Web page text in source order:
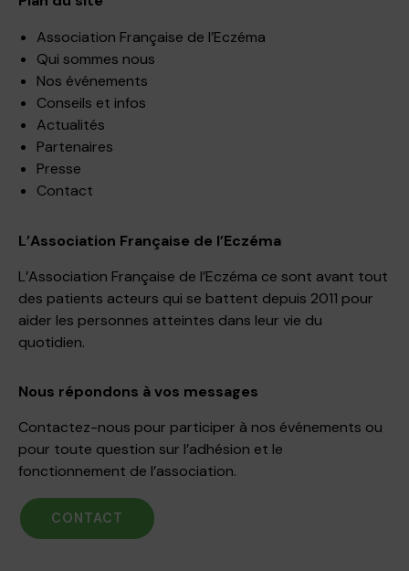
Association Française de l’Eczéma
Qui sommes nous
Nos événements
Conseils et infos
Actualités
Partenaires
Presse
Contact
L’Association Française de l’Eczéma
L’Association Française de l’Eczéma ce sont avant tout
des patients acteurs qui se battent depuis 2011 pour
aider les personnes atteintes dans leur vie du
quotidien.
Nous répondons à vos messages
Contactez-nous pour participer à nos événements ou
pour toute question sur l’adhésion et le
fonctionnement de l’association.
CONTACT